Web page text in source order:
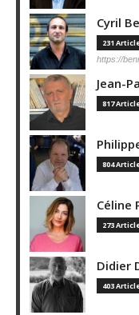
Cyril
231
https://
Jean-
817
804
Céline
273
Didier
403